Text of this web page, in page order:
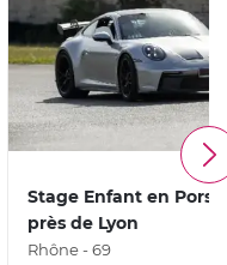
est parfait pour les
sécurisé où
niveau, peuvent affiner
limites.
Stage Enfant en
près de Lyon
Rhône - 69